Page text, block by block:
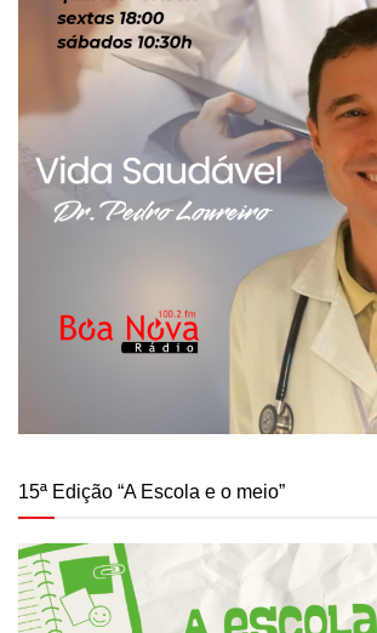
15ª Edição “A Escola e o meio”